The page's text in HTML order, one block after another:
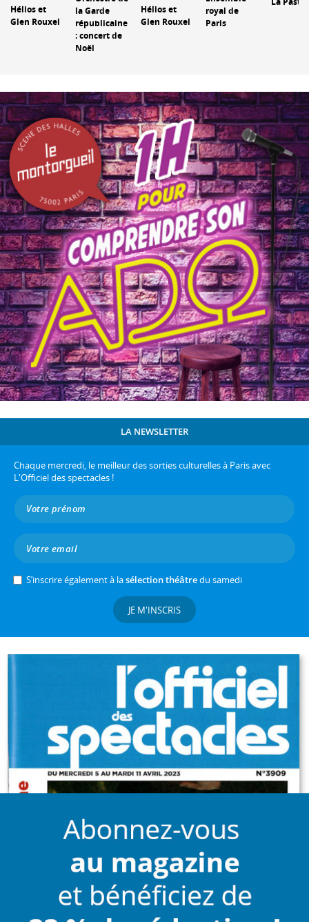
Hélios et
Glen Rouxel
la Garde
républicaine
: concert de
Noël
Hélios et
Glen Rouxel
royal de
Paris
LA NEWSLETTER
Chaque mercredi, le meilleur des sorties culturelles à Paris avec
L'Officiel des spectacles !
S’inscrire également à lasélection théâtredu samedi
JE M'INSCRIS